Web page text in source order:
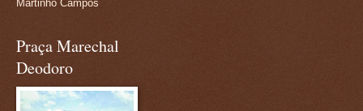
Martinho Campos
Praça Marechal
Deodoro